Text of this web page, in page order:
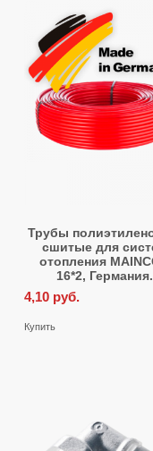
Трубы
сшитые для
отопления
16*2, Германия.
4,10 руб.
Купить